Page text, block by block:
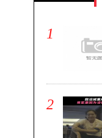
1
2